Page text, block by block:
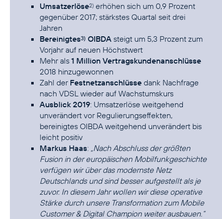
Umsatzerlöse2) erhöhen sich um 0,9 Prozent
gegenüber 2017; stärkstes Quartal seit drei
Jahren
Bereinigtes3) OIBDA steigt um 5,3 Prozent zum
Vorjahr auf neuen Höchstwert
Mehr als 1 Million Vertragskundenanschlüsse
2018 hinzugewonnen
Zahl der Festnetzanschlüsse dank Nachfrage
nach VDSL wieder auf Wachstumskurs
Ausblick 2019: Umsatzerlöse weitgehend
unverändert vor Regulierungseffekten,
bereinigtes OIBDA weitgehend unverändert bis
leicht positiv
Markus Haas: „Nach Abschluss der größten
Fusion in der europäischen Mobilfunkgeschichte
verfügen wir über das modernste Netz
Deutschlands und sind besser aufgestellt als je
zuvor. In diesem Jahr wollen wir diese operative
Stärke durch unsere Transformation zum Mobile
Customer & Digital Champion weiter ausbauen.“